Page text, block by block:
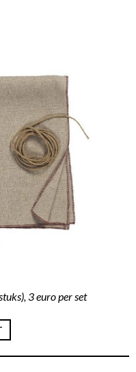
3 euro per set